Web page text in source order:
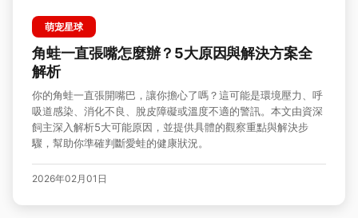
萌宠星球
角蛙一直張嘴怎麼辦？5大原因與解決方案全
解析
你的角蛙一直張開嘴巴，讓你擔心了嗎？這可能是環境壓力、呼
吸道感染、消化不良、脫皮障礙或溫度不適的警訊。本文由資深
飼主深入解析5大可能原因，並提供具體的觀察重點與解決步
驟，幫助你準確判斷愛蛙的健康狀況。
2026年02月01日